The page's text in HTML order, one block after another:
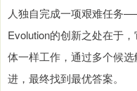
人独自完成一项艰难任务
Evolution的创新之处在于
体一样工作，通过多个候
进，最终找到最优答案。